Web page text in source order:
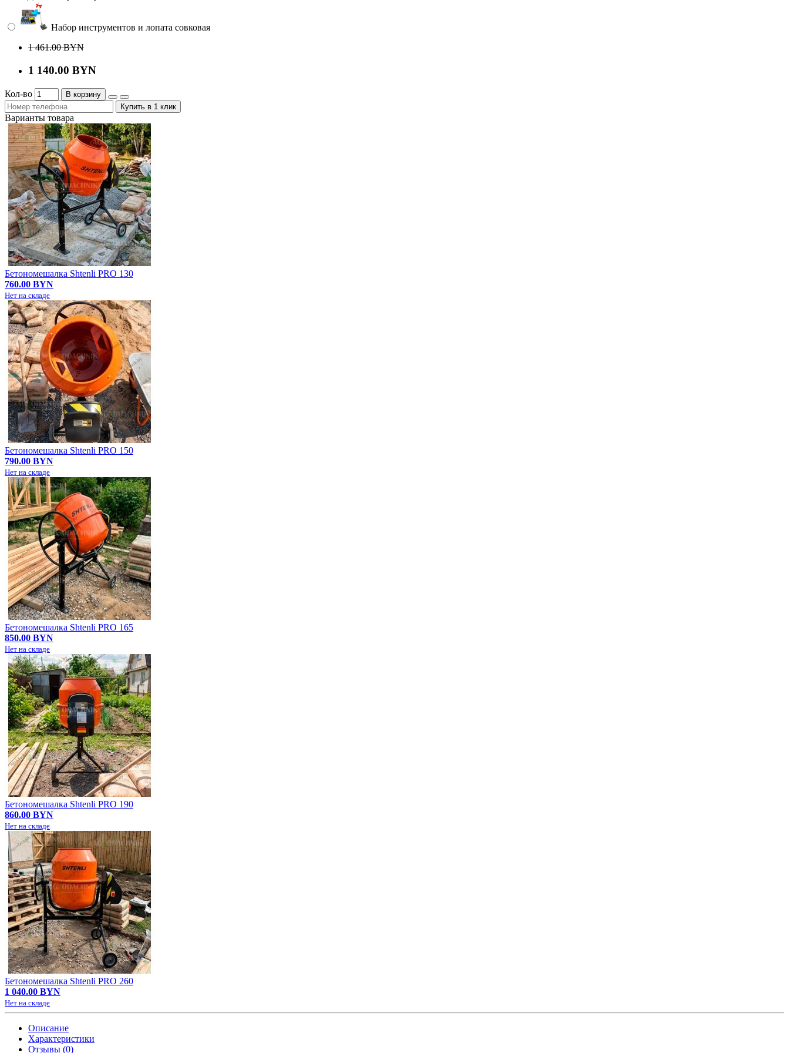
Набор инструментов и лопата совковая
1 461.00 BYN
1 140.00 BYN
Кол-во
В корзину
Купить в 1 клик
Варианты товара
Бетономешалка Shtenli PRO 130
760.00 BYN
Нет на складе
Бетономешалка Shtenli PRO 150
790.00 BYN
Нет на складе
Бетономешалка Shtenli PRO 165
850.00 BYN
Нет на складе
Бетономешалка Shtenli PRO 190
860.00 BYN
Нет на складе
Бетономешалка Shtenli PRO 260
1 040.00 BYN
Нет на складе
Описание
Характеристики
Отзывы (0)